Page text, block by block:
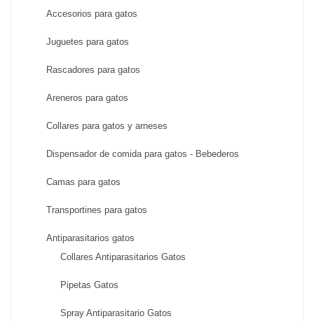
Accesorios para gatos
Juguetes para gatos
Rascadores para gatos
Areneros para gatos
Collares para gatos y arneses
Dispensador de comida para gatos - Bebederos
Camas para gatos
Transportines para gatos
Antiparasitarios gatos
Collares Antiparasitarios Gatos
Pipetas Gatos
Spray Antiparasitario Gatos